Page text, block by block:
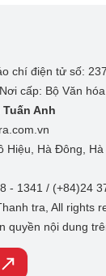
chí điện tử số:
cấp: Bộ Văn
Anh
Hiệu, Hà Đông, Hà
- 1341 / (+84)24
tra, All rights
quyền nội dung